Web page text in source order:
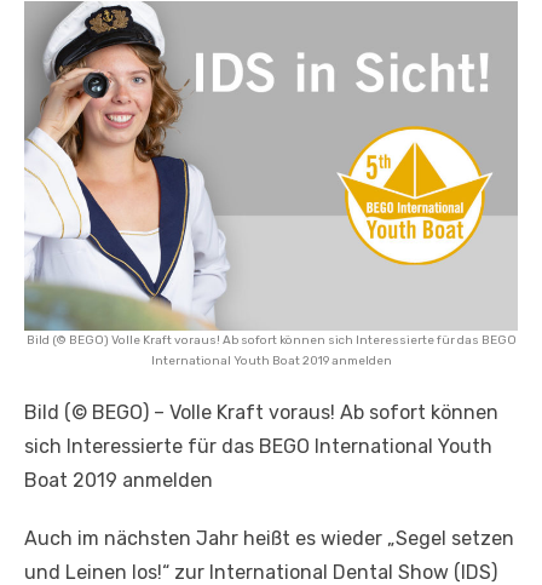
Bild (© BEGO) Volle Kraft voraus! Ab sofort können sich Interessierte für das BEGO
International Youth Boat 2019 anmelden
Bild (© BEGO) – Volle Kraft voraus! Ab sofort können
sich Interessierte für das BEGO International Youth
Boat 2019 anmelden
Auch im nächsten Jahr heißt es wieder „Segel setzen
und Leinen los!“ zur International Dental Show (IDS)